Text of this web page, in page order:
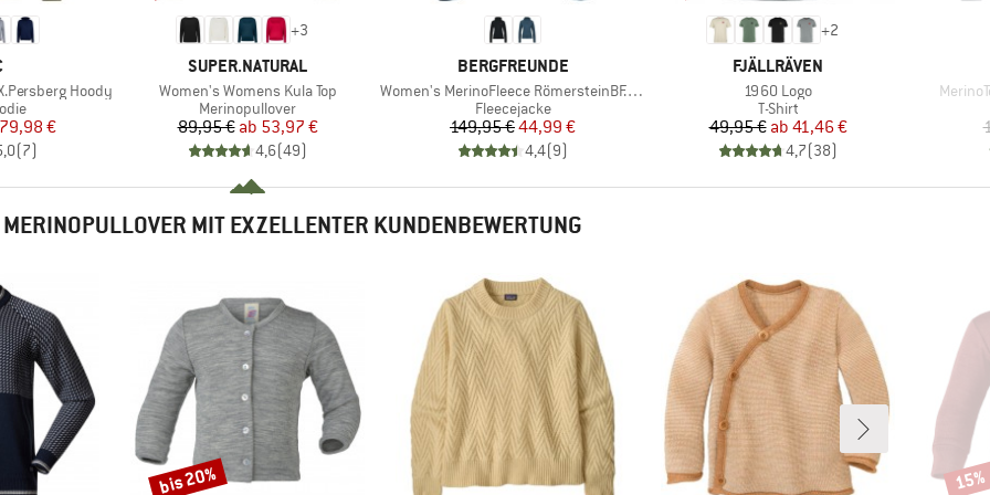
Hoody
Preis
79,98 €
(7)
+3
MARKE
SUPER.NATURAL
Artikel
Women's Womens Kula Top
Produktgruppe
Merinopullover
Preis
89,95 € reduzierter Preis
ab 53,97 €
4,6(49)
MARKE
BERGFREUNDE
Artikel
Women's MerinoFleece RömersteinBF. Zip Hoody
Produktgruppe
Fleecejacke
Preis
149,95 €reduzierter Preis
44,99 €
4,4(9)
+2
MARKE
FJÄLLRÄVEN
Artikel
1960 Logo
Produktgruppe
T-Shirt
Preis
49,95 € reduzierter Preis
ab 41,46 €
4,7(38)
Artikel
MIT EXZELLENTER KUNDENBEWERTUNG
Rabatt
bis 20% 15%